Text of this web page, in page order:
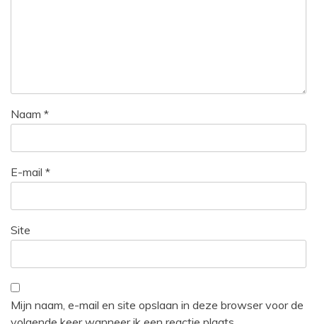
Naam *
E-mail *
Site
Mijn naam, e-mail en site opslaan in deze browser voor de